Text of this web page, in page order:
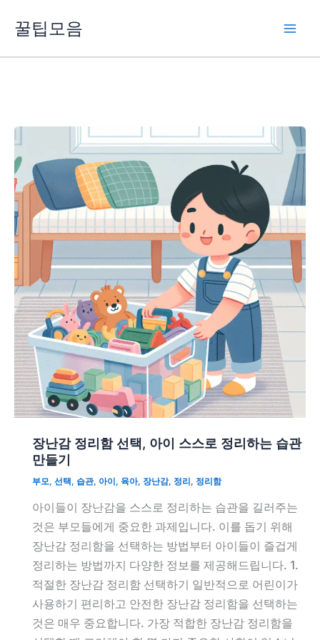
꿀팁모음
장난감 정리함 선택, 아이 스스로 정리하는 습관
만들기
부모, 선택, 습관, 아이 , 육아, 장난감, 정리 , 정리함
아이들이 장난감을 스스로 정리하는 습관을 길러주는
것은 부모들에게 중요한 과제입니다. 이를 돕기 위해
장난감 정리함을 선택하는 방법부터 아이들이 즐겁게
정리하는 방법까지 다양한 정보를 제공해드립니다. 1.
적절한 장난감 정리함 선택하기 일반적으로 어린이가
사용하기 편리하고 안전한 장난감 정리함을 선택하는
것은 매우 중요합니다. 가장 적합한 장난감 정리함을